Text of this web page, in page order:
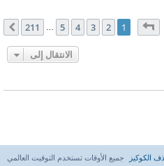
211
1
2
3
4
5
211 التالي
الانتقال إلى
جميع الأوقات تستخدم التوقيت العالمي الكوكيز